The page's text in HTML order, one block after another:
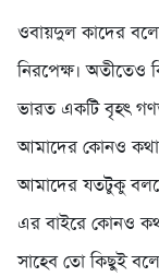
ওবায়দুল কাদের
নিরপেক্ষ। অতীতেও
ভারত একটি বৃহৎ
আমাদের কোনও কথা
আমাদের যতটুকু
এর বাইরে কোনও কথা
সাহেব তো কিছুই